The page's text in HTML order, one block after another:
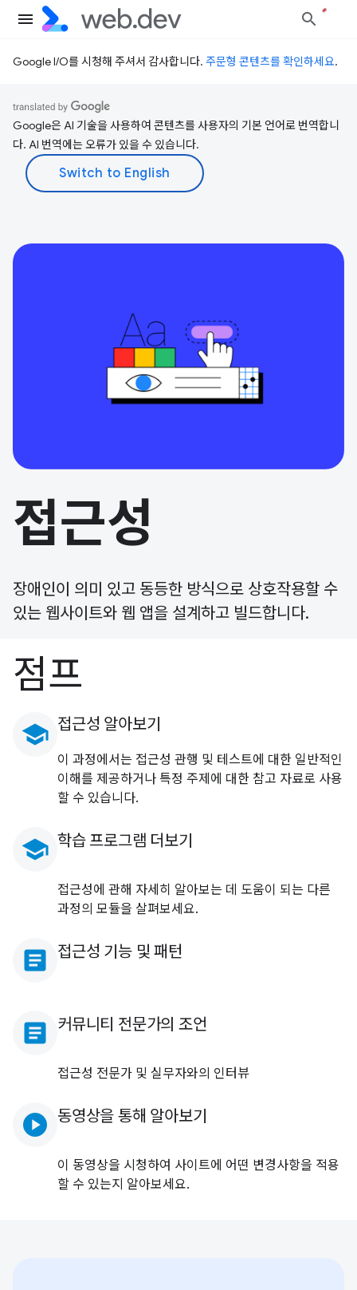
Google I/O를 시청해 주셔서 감사합니다. 주문형 콘텐츠를 확인하세요.
Google은 AI 기술을 사용하여 콘텐츠를 사용자의 기본 언어로 번역합니
다. AI 번역에는 오류가 있을 수 있습니다.
접근성
장애인이 의미 있고 동등한 방식으로 상호작용할 수
있는 웹사이트와 웹 앱을 설계하고 빌드합니다.
점프
school 접근성 알아보기
이 과정에서는 접근성 관행 및 테스트에 대한 일반적인
이해를 제공하거나 특정 주제에 대한 참고 자료로 사용
할 수 있습니다.
school 학습 프로그램 더보기
접근성에 관해 자세히 알아보는 데 도움이 되는 다른
과정의 모듈을 살펴보세요.
article 접근성 기능 및 패턴
article 커뮤니티 전문가의 조언
접근성 전문가 및 실무자와의 인터뷰
play_circle 동영상을 통해 알아보기
이 동영상을 시청하여 사이트에 어떤 변경사항을 적용
할 수 있는지 알아보세요.